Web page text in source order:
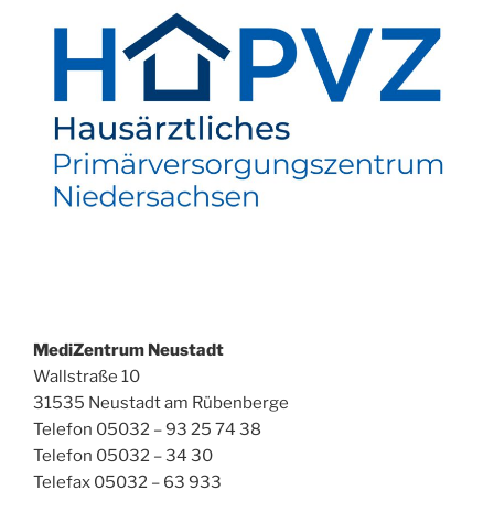
MediZentrum Neustadt
Wallstraße 10
31535 Neustadt am Rübenberge
Telefon 05032 – 93 25 74 38
Telefon 05032 – 34 30
Telefax 05032 – 63 933